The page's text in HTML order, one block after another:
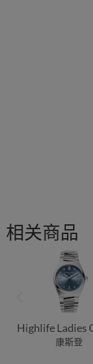
相关商品
Highlife Ladies
康斯登